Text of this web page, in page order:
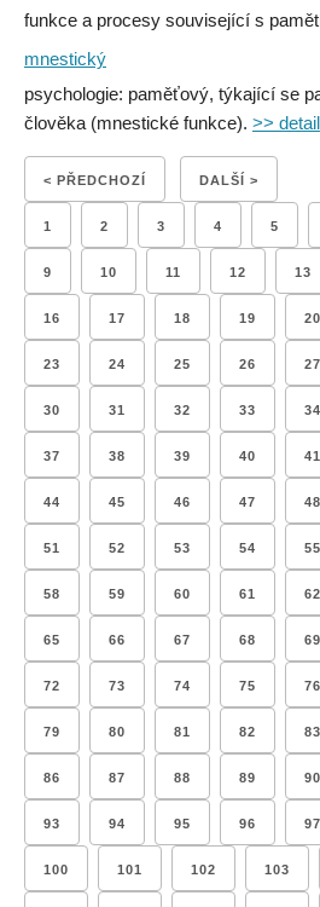
funkce a procesy související s
mnestický
psychologie: paměťový, týkající se
člověka (mnestické funkce). >> detail
< PŘEDCHOZÍ DALŠÍ >
1 2 3 4 5
9 10 11 12 13
16 17 18 19 20
23 24 25 26 27
30 31 32 33 34
37 38 39 40 41
44 45 46 47 48
51 52 53 54 55
58 59 60 61 62
65 66 67 68 69
72 73 74 75 76
79 80 81 82 83
86 87 88 89 90
93 94 95 96 97
100 101 102 103